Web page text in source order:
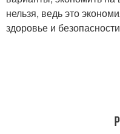
нельзя, ведь это
здоровье и